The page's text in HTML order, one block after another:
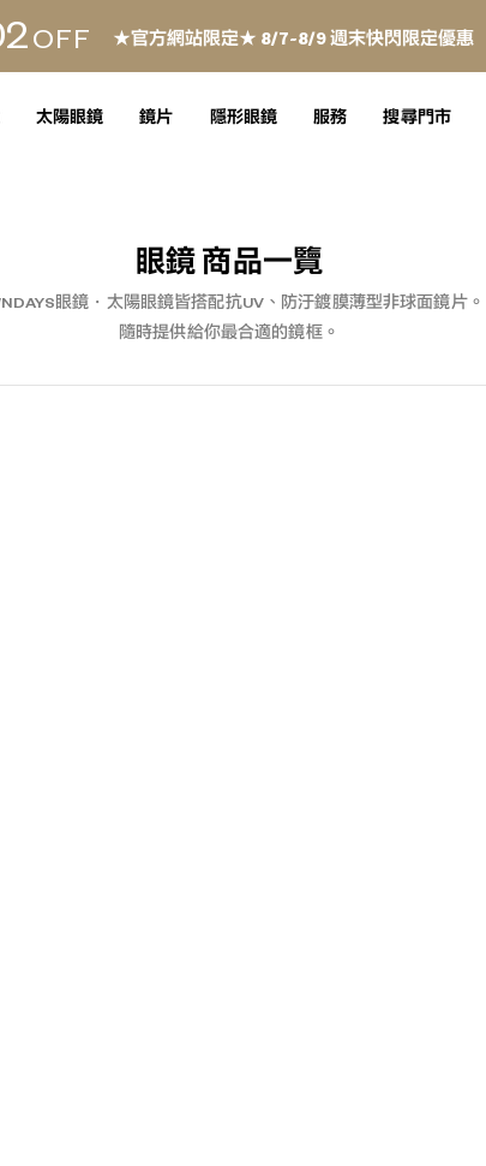
★官方網站限定★ 8/7~8/9 週末快閃限定優惠
OFF
太陽眼鏡 鏡片 隱形眼鏡 服務 搜尋門市
眼鏡 商品一覽
眼鏡・太陽眼鏡皆搭配抗UV、防汙鍍膜薄型非球面鏡片。
隨時提供給你最合適的鏡框。